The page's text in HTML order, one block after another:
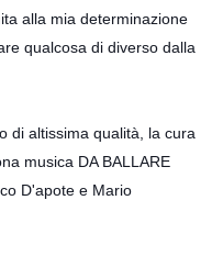
alla mia determinazione
qualcosa di diverso dalla
di altissima qualità, la cura
musica DA BALLARE
D'apote e Mario